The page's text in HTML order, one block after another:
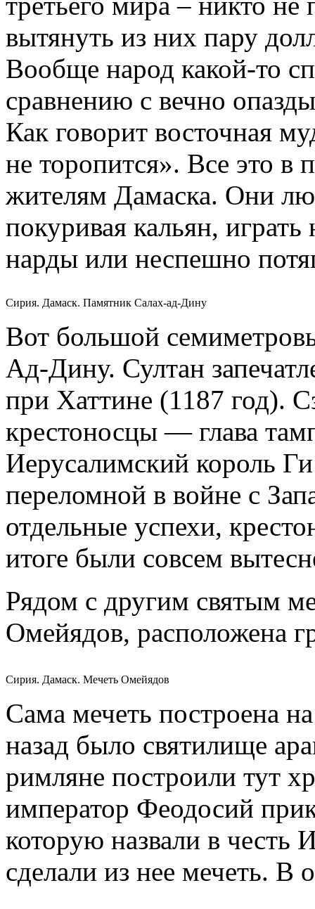
вытянуть из них пару
Вообще народ какой-то
сравнению с вечно
Как говорит восточная
не торопится». Все это в
жителям Дамаска. Они
покуривая кальян,
нарды или неспешно
Сирия. Дамаск. Памятник Салах-ад-Дину
Вот большой
Ад-Дину. Султан
при Хаттине (1187 год).
крестоносцы — глава
Иерусалимский король
переломной в войне с
отдельные успехи,
итоге были совсем
Рядом с другим святым
Омейядов, расположена
Сирия. Дамаск. Мечеть Омейядов
Сама мечеть построена
назад было святилище
римляне построили тут
император Феодосий
которую назвали в честь
сделали из нее мечеть.